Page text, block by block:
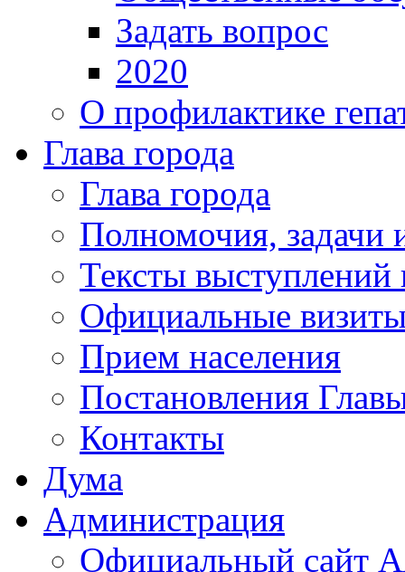
Задать вопрос
2020
О профилактике
Глава города
Глава города
Полномочия, задачи
Тексты выступлений
Официальные
Прием населения
Постановления
Контакты
Дума
Администрация
Официальный сайт